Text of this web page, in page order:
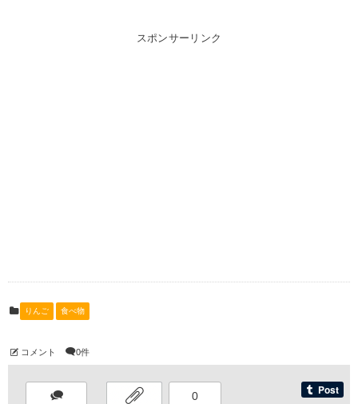
スポンサーリンク
りんご 食べ物
コメント 0件
0